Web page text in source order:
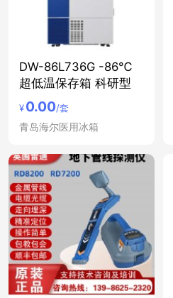
DW-86L736G -86℃
超低温保存箱 科研型
¥0.00/套
青岛海尔医用冰箱